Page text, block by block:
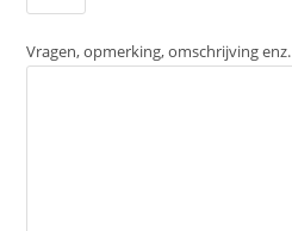
Vragen, opmerking, omschrijving enz.